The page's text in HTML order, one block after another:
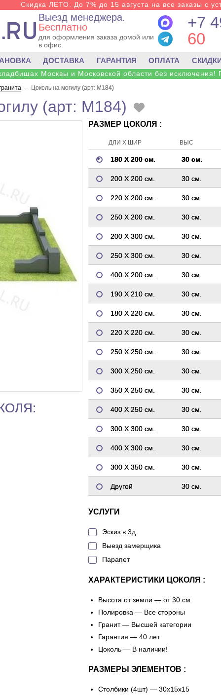
Скидка ЛЕТО. До 7% до 15 августа на все заказы с
Выезд менеджера.
Бесплатно
для оформления заказа домой или
в офис.
+7
60
ДОСТАВКА ГАРАНТИЯ ОПЛАТА
Москвы и Московской области без исключения!
-- Цоколь на могилу (арт: M184)
(арт: M184)
РАЗМЕР ЦОКОЛЯ :
ДЛИ Х ШИР ВЫС
180 Х 200 см. 30 см.
200 Х 200 см. 30 см.
220 Х 200 см. 30 см.
250 Х 200 см. 30 см.
200 Х 300 см. 30 см.
250 Х 300 см. 30 см.
400 Х 200 см. 30 см.
190 Х 210 см. 30 см.
180 Х 220 см. 30 см.
220 Х 220 см. 30 см.
250 Х 250 см. 30 см.
300 Х 250 см. 30 см.
350 Х 250 см. 30 см.
400 Х 250 см. 30 см.
300 Х 300 см. 30 см.
400 Х 300 см. 30 см.
300 Х 350 см. 30 см.
Другой 30 см.
УСЛУГИ
Эскиз в 3д
Выезд замерщика
Парапет
ХАРАКТЕРИСТИКИ ЦОКОЛЯ :
Высота от земли — от 30 см.
Полировка — Все стороны
Гранит — Высшей категории
Гарантия — 40 лет
Цоколь — В наличии!
РАЗМЕРЫ ЭЛЕМЕНТОВ :
Столбики (4шт) — 30х15х15